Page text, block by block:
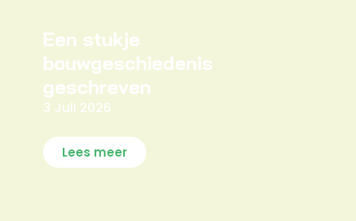
Een stukje
bouwgeschiedenis
geschreven
3 Juli 2026
Lees meer